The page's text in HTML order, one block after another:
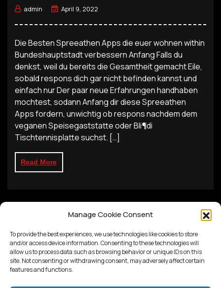
Manage Cookie Consent
To provide the best experiences, we use technologies like cookies to store
and/or access device information. Consenting to these technologies will
allow us to process data such as browsing behavior or unique IDs on this
site. Not consenting or withdrawing consent, may adversely affect certain
features and functions.
admin April 9, 2022
Die Besten Spreeathen Apps die euer wohnen within
Bundeshauptstadt verbessern Anfang Falls du
denkst, weil du bereits die Gesamtheit gemacht Eile,
sobald respons dich gar nicht befinden kannst und
einfach nur Der paar neue Erfahrungen handhaben
mochtest, sodann Anfang dir diese Spreeathen
Apps fordern, unwichtig ob respons nachdem dem
veganen Speisegaststatte oder Bli¶di
Tischtennisplatte suchst. […]
Read More